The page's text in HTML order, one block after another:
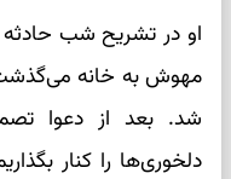
او در تشریح شب
مهوش به خانه
شد. بعد از دعوا
دلخوری‌ها را کنار